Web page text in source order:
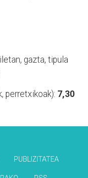
gazta, tipula
perretxikoak): 7,30
PUBLIZITATEA